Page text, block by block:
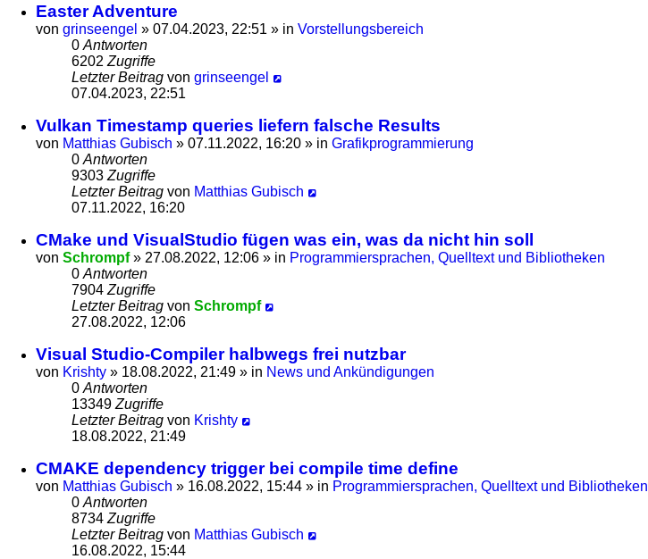
Easter Adventure
von grinseengel » 07.04.2023, 22:51 » in Vorstellungsbereich
0 Antworten
6202 Zugriffe
Letzter Beitrag von grinseengel
07.04.2023, 22:51
Vulkan Timestamp queries liefern falsche Results
von Matthias Gubisch » 07.11.2022, 16:20 » in Grafikprogrammierung
0 Antworten
9303 Zugriffe
Letzter Beitrag von Matthias Gubisch
07.11.2022, 16:20
CMake und VisualStudio fügen was ein, was da nicht hin soll
von Schrompf» 27.08.2022, 12:06 » in Programmiersprachen, Quelltext und Bibliotheken
0 Antworten
7904 Zugriffe
Letzter Beitrag von Schrompf
27.08.2022, 12:06
Visual Studio-Compiler halbwegs frei nutzbar
von Krishty » 18.08.2022, 21:49 » in News und Ankündigungen
0 Antworten
13349 Zugriffe
Letzter Beitrag von Krishty
18.08.2022, 21:49
CMAKE dependency trigger bei compile time define
von Matthias Gubisch » 16.08.2022, 15:44 » in Programmiersprachen, Quelltext und Bibliotheken
0 Antworten
8734 Zugriffe
Letzter Beitrag von Matthias Gubisch
16.08.2022, 15:44